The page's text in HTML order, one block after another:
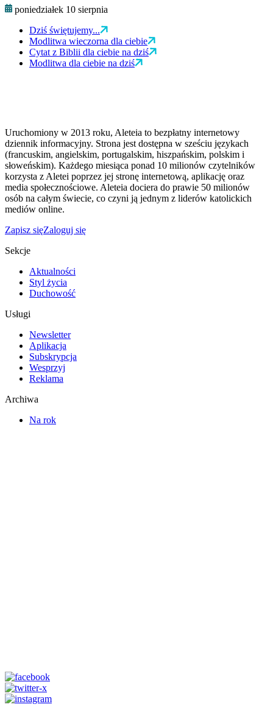
poniedziałek 10 sierpnia
Dziś świętujemy...
Modlitwa wieczorna dla ciebie
Cytat z Biblii dla ciebie na dziś
Modlitwa dla ciebie na dziś
Uruchomiony w 2013 roku, Aleteia to bezpłatny internetowy
dziennik informacyjny. Strona jest dostępna w sześciu językach
(francuskim, angielskim, portugalskim, hiszpańskim, polskim i
słoweńskim). Każdego miesiąca ponad 10 milionów czytelników
korzysta z Aletei poprzez jej stronę internetową, aplikację oraz
media społecznościowe. Aleteia dociera do prawie 50 milionów
osób na całym świecie, co czyni ją jednym z liderów katolickich
mediów online.
Zapisz sięZaloguj się
Sekcje
Aktualności
Styl życia
Duchowość
Usługi
Newsletter
Aplikacja
Subskrypcja
Wesprzyj
Reklama
Archiwa
Na rok